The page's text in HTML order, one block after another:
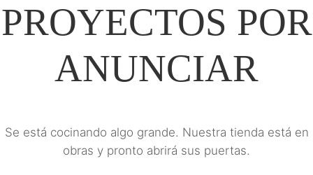
PROYECTOS POR
ANUNCIAR
Se está cocinando algo grande. Nuestra tienda está en
obras y pronto abrirá sus puertas.